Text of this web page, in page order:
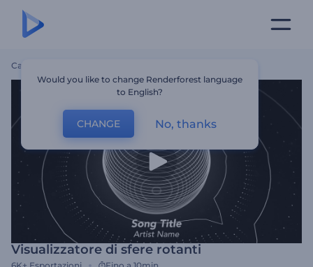
Casa
Visualizzatore di sfere rotanti
Would you like to change Renderforest language
to English?
CHANGE No, thanks